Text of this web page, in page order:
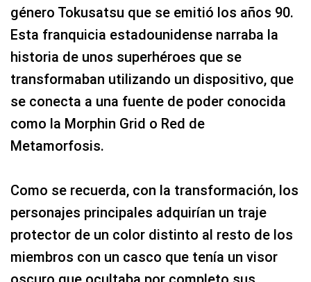
género Tokusatsu que se emitió los años 90.
Esta franquicia estadounidense narraba la
historia de unos superhéroes que se
transformaban utilizando un dispositivo, que
se conecta a una fuente de poder conocida
como la Morphin Grid o Red de
Metamorfosis.
Como se recuerda, con la transformación, los
personajes principales adquirían un traje
protector de un color distinto al resto de los
miembros con un casco que tenía un visor